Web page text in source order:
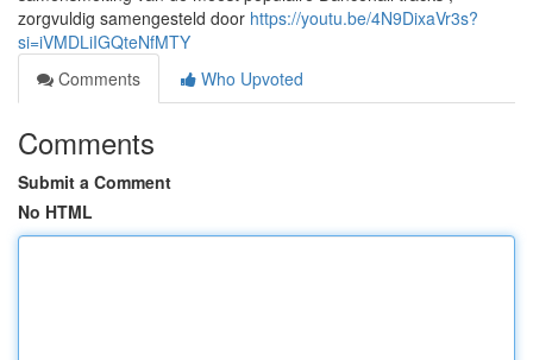
zorgvuldig samengesteld door https://youtu.be/4N9DixaVr3s?
si=iVMDLiIGQteNfMTY
Comments
Who Upvoted
Comments
Submit a Comment
No HTML